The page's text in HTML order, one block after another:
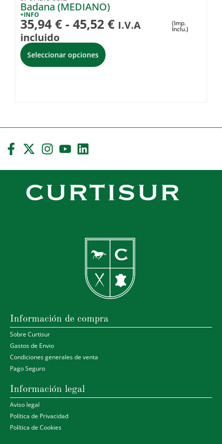
Badana (MEDIANO)
+INFO
35,94 € - 45,52 € I.V.A
incluido
(Imp.
Inclu.)
Seleccionar opciones
Información de compra
Sobre Curtisur
Gastos de Envio
Condiciones generales de venta
Pago Seguro
Información legal
Aviso legal
Política de Privacidad
Política de Cookies